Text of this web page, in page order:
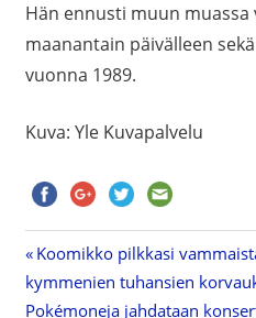
Hän ennusti muun
maanantain päivälleen
vuonna 1989.
Kuva: Yle Kuvapalvelu
Artikkelien
Previous
Post:
Koomikko pilkkasi
kymmenien tuhansien
Next
Pokémoneja jahdataan